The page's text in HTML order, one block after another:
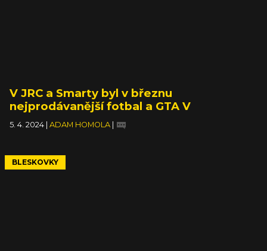
V JRC a Smarty byl v březnu
nejprodávanější fotbal a GTA V
5. 4. 2024 ADAM HOMOLA
BLESKOVKY